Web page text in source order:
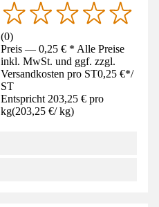
(0)
Preis — 0,25 € * Alle Preise
inkl. MwSt. und ggf. zzgl.
Versandkosten pro ST0,25 €*/
ST
Entspricht 203,25 € pro
kg(203,25 €/ kg)